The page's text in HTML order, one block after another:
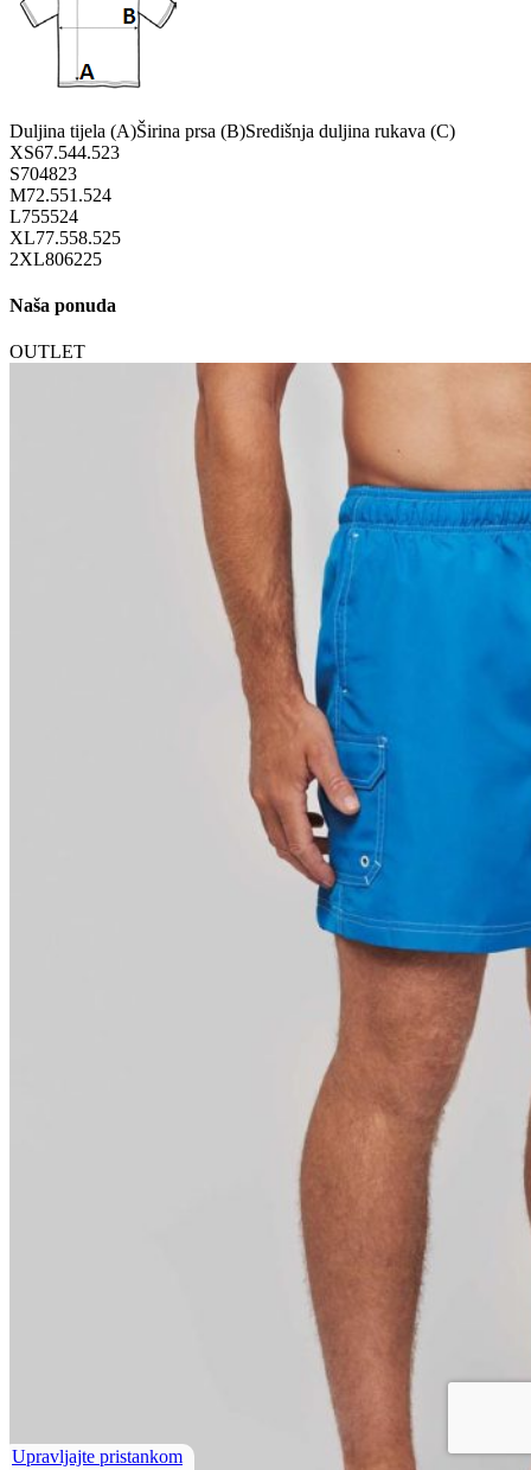
Duljina tijela (A)Širina prsa (B)Središnja duljina rukava (C)
XS67.544.523
S704823
M72.551.524
L755524
XL77.558.525
2XL806225
Naša ponuda
OUTLET
Upravljajte pristankom